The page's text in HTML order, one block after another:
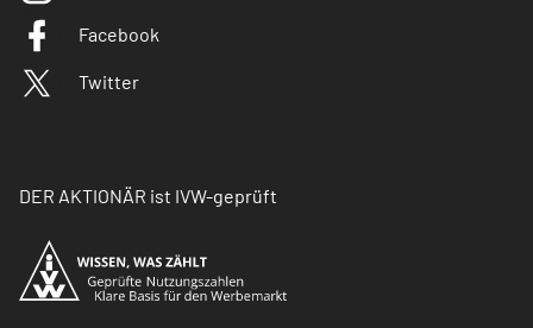
Facebook
Twitter
DER AKTIONÄR ist IVW-geprüft